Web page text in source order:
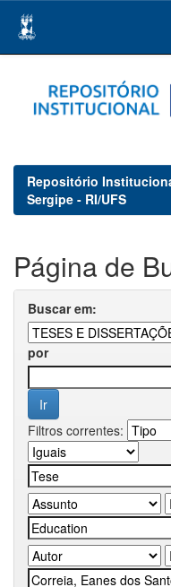
navigation
Repositório
Sergipe - RI/UFS
Página de
Buscar em:
por
Filtros correntes: